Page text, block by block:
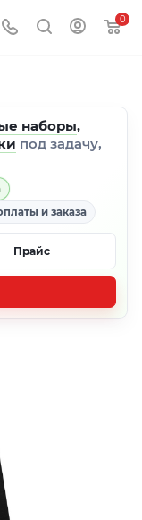
0
наборы,
под задачу,
и заказа
Прайс